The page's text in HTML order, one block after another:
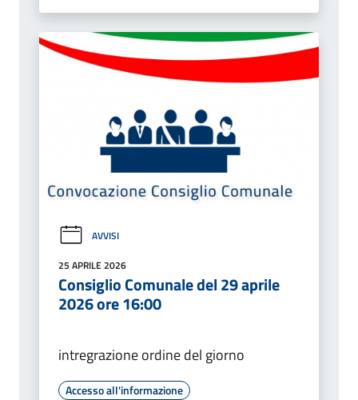
AVVISI
25 APRILE 2026
Consiglio Comunale del 29 aprile
2026 ore 16:00
intregrazione ordine del giorno
Accesso all'informazione